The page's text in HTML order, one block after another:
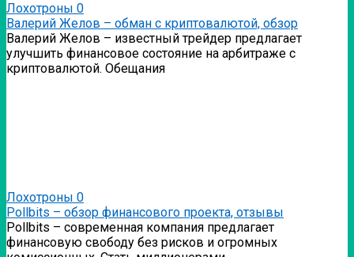
Лохотроны 0
Валерий Желов – обман с криптовалютой, обзор
Валерий Желов – известный трейдер предлагает
улучшить финансовое состояние на арбитраже с
криптовалютой. Обещания
Лохотроны 0
Pollbits – обзор финансового проекта, отзывы
Pollbits – современная компания предлагает
финансовую свободу без рисков и огромных